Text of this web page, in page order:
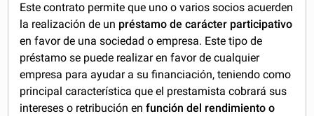
Este contrato permite que uno o varios socios acuerden
la realización de un préstamo de carácter participativo
en favor de una sociedad o empresa. Este tipo de
préstamo se puede realizar en favor de cualquier
empresa para ayudar a su financiación, teniendo como
principal característica que el prestamista cobrará sus
intereses o retribución en función del rendimiento o